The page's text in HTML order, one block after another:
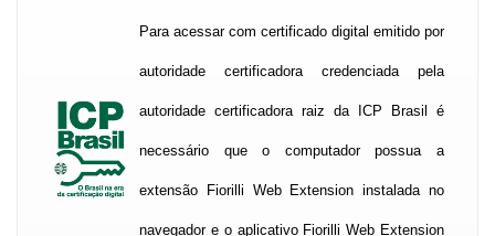
Para acessar com certificado digital emitido por
autoridade certificadora credenciada pela
autoridade certificadora raiz da ICP Brasil é
necessário que o computador possua a
extensão Fiorilli Web Extension instalada no
navegador e o aplicativo Fiorilli Web Extension